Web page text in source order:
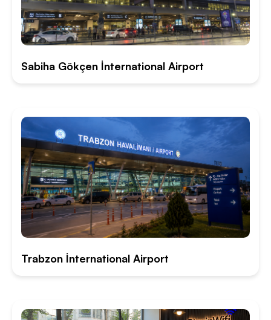
Sabiha Gökçen İnternational Airport
Trabzon İnternational Airport